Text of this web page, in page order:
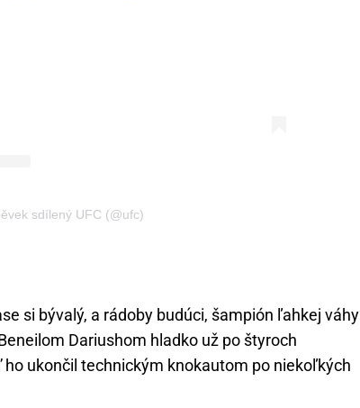
sdílený UFC (@ufc)
si bývalý, a rádoby budúci, šampión ľahkej váhy
Dariushom hladko už po štyroch
ukončil technickým knokautom po niekoľkých